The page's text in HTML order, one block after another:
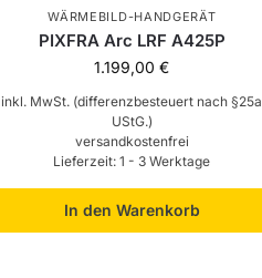
WÄRMEBILD-HANDGERÄT
PIXFRA Arc LRF A425P
1.199,00€
inkl. MwSt. (differenzbesteuert nach §25a
UStG.)
versandkostenfrei
Lieferzeit:1 - 3 Werktage
In den Warenkorb